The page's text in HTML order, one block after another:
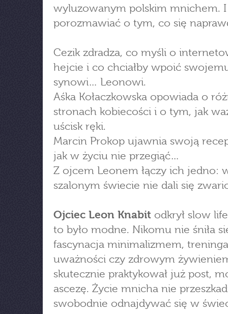
wyluzowanym polskim mnichem. I
porozmawiać o tym, co się
Cezik zdradza, co myśli o
hejcie i co chciałby wpoić
synowi… Leonowi.
Aśka Kołaczkowska opowiada o
stronach kobiecości i o tym, jak
uścisk ręki.
Marcin Prokop ujawnia swoją
jak w życiu nie przegiąć…
Z ojcem Leonem łączy ich jedno:
szalonym świecie nie dali się
Ojciec Leon Knabit odkrył slow
to było modne. Nikomu nie śniła
fascynacja minimalizmem,
uważności czy zdrowym
skutecznie praktykował już post,
ascezę. Życie mnicha nie
swobodnie odnajdywać się w